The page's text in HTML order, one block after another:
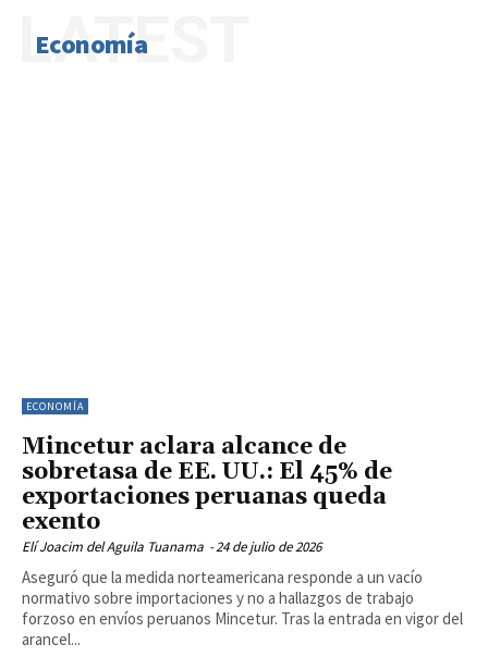
Economía
LATEST
ECONOMÍA
Mincetur aclara alcance de
sobretasa de EE. UU.: El 45% de
exportaciones peruanas queda
exento
Elí Joacim del Aguila Tuanama -24 de julio de 2026
Aseguró que la medida norteamericana responde a un vacío
normativo sobre importaciones y no a hallazgos de trabajo
forzoso en envíos peruanos Mincetur. Tras la entrada en vigor del
arancel...